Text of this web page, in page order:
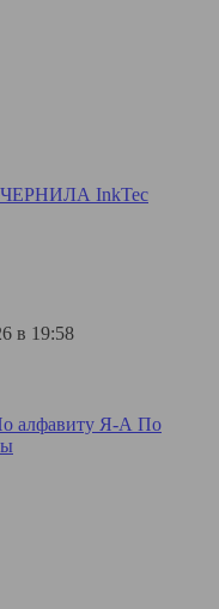
ЧЕРНИЛА InkTec
в 19:58
алфавиту Я-А По